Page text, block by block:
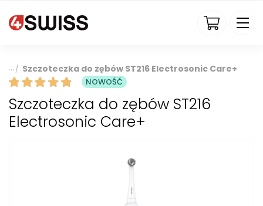
4swiss.pl
/ Szczoteczka do zębów ST216 Electrosonic Care+
NOWOŚĆ
Szczoteczka do zębów ST216
Electrosonic Care+